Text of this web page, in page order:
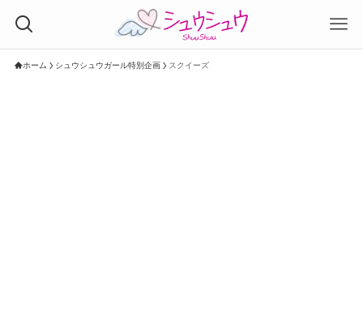
ホーム シュウシュウガール特別企画 スクイーズ